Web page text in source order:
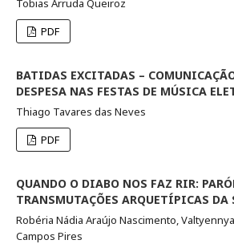
Tobias Arruda Queiroz
PDF
BATIDAS EXCITADAS –
DESPESA NAS FESTAS DE MÚSICA
Thiago Tavares das Neves
PDF
QUANDO O DIABO NOS FAZ RIR:
TRANSMUTAÇÕES ARQUETÍPICAS DA
Robéria Nádia Araújo Nascimento,
Campos Pires